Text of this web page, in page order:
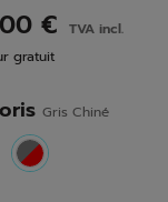
Lien
€
TVA incl.
gratuit
Gris Chiné
selected